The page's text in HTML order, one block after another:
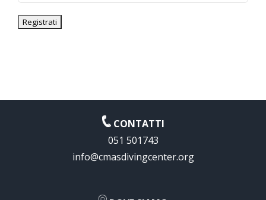
CONTATTI
051 501743
info@cmasdivingcenter.org